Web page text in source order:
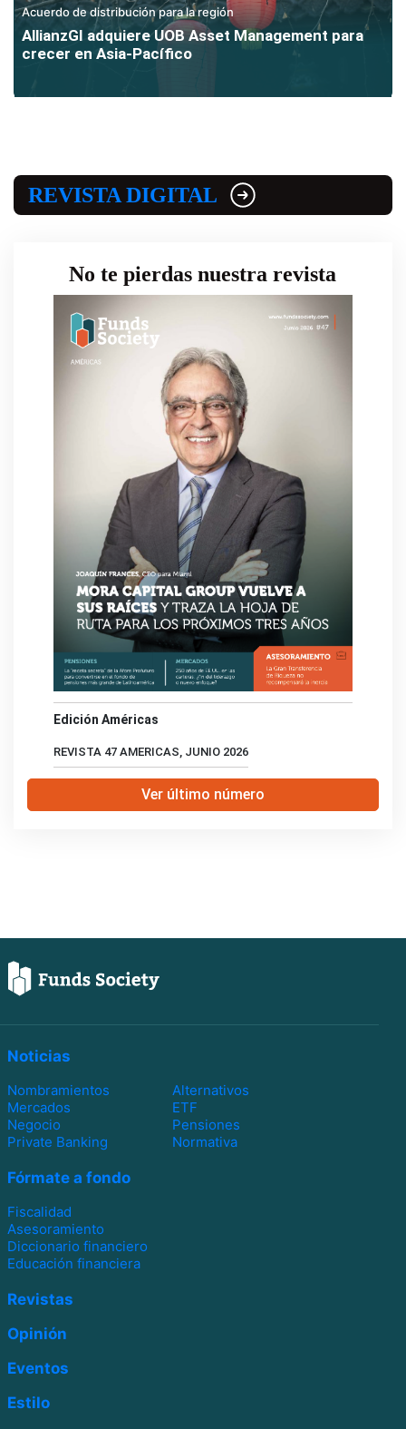
Acuerdo de distribución para la región
AllianzGI adquiere UOB Asset Management para
crecer en Asia-Pacífico
REVISTA DIGITAL
No te pierdas nuestra revista
Edición Américas
REVISTA 47 AMERICAS, JUNIO 2026
Ver último número
Noticias
Nombramientos
Alternativos
Mercados
ETF
Negocio
Pensiones
Private Banking
Normativa
Fórmate a fondo
Fiscalidad
Asesoramiento
Diccionario financiero
Educación financiera
Revistas
Opinión
Eventos
Estilo